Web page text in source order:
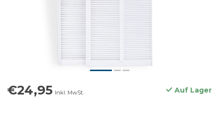
€24,95 Inkl. MwSt. Auf Lager